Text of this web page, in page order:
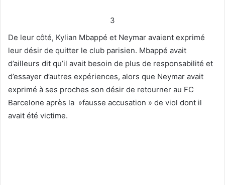
3
De leur côté, Kylian Mbappé et Neymar avaient exprimé
leur désir de quitter le club parisien. Mbappé avait
d’ailleurs dit qu’il avait besoin de plus de responsabilité et
d’essayer d’autres expériences, alors que Neymar avait
exprimé à ses proches son désir de retourner au FC
Barcelone après la »fausse accusation » de viol dont il
avait été victime.